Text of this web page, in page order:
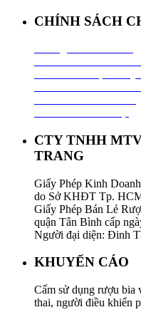
CHÍNH SÁCH
CTY TNHH
TRANG
Giấy Phép Kinh
do Sở KHĐT Tp.
Giấy Phép Bán Lẻ
quận Tân Bình cấp
Người đại diện: Đinh
KHUYẾN CÁO
Cấm sử dụng rượu
thai, người điều khiển